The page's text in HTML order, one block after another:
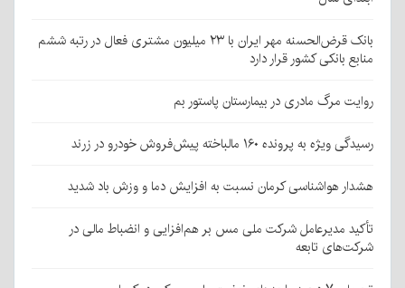
بانک قرض‌الحسنه مهر ایران با ۲۳ میلیون مشتری فعال در رتبه ششم
منابع بانکی کشور قرار دارد
روایت مرگ مادری در بیمارستان پاستور بم
رسیدگی ویژه به پرونده ۱۶۰ مالباخته پیش‌فروش خودرو در زرند
هشدار هواشناسی کرمان نسبت به افزایش دما و وزش باد شدید
تأکید مدیرعامل شرکت ملی مس بر هم‌افزایی و انضباط مالی در
شرکت‌های تابعه